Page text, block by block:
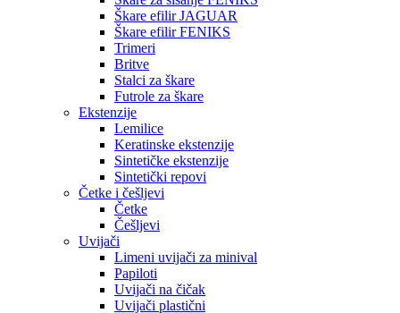
Škare efilir JAGUAR
Škare efilir FENIKS
Trimeri
Britve
Stalci za škare
Futrole za škare
Ekstenzije
Lemilice
Keratinske ekstenzije
Sintetičke ekstenzije
Sintetički repovi
Četke i češljevi
Četke
Češljevi
Uvijači
Limeni uvijači za minival
Papiloti
Uvijači na čičak
Uvijači plastični